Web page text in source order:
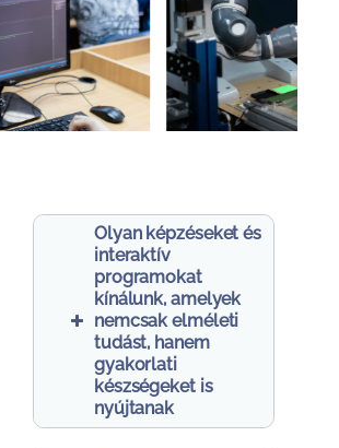
Olyan képzéseket és
interaktív
programokat
kínálunk, amelyek
nemcsak elméleti
tudást, hanem
gyakorlati
készségeket is
nyújtanak